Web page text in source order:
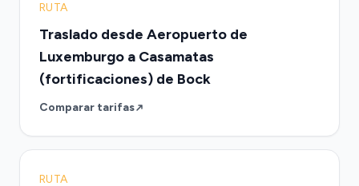
RUTA
Traslado desde Aeropuerto de
Luxemburgo a Casamatas
(fortificaciones) de Bock
Comparar tarifas
RUTA